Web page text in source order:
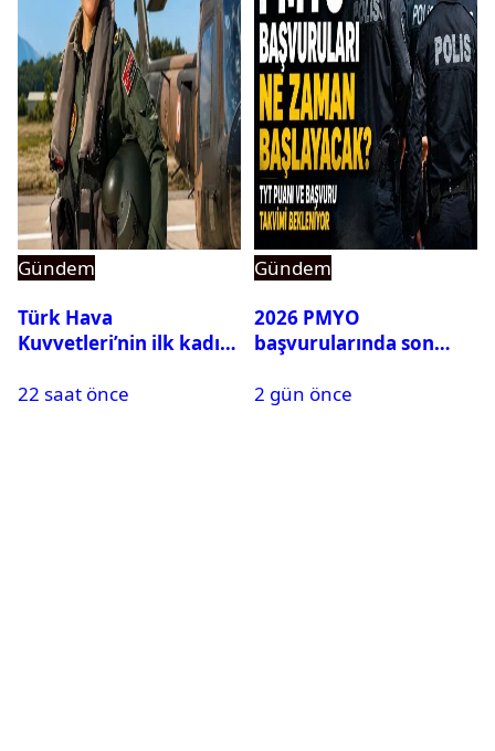
Gündem
Türk Hava
Kuvvetleri’nin ilk kadın
Karapınar hakkında
22 saat önce
Gündem
2026 PMYO
başvurularında son
2 gün önce